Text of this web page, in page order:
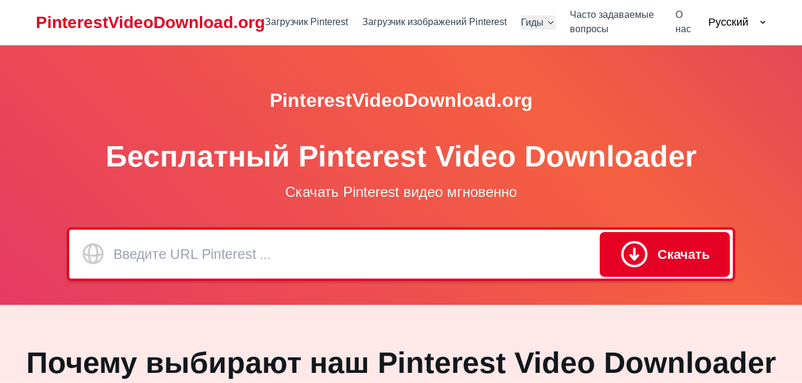
PinterestVideoDownload.orgЗагрузчик Pinterest Загрузчик изображений Pinterest Гиды
Часто задаваемые
вопросы
О
нас
Русский
PinterestVideoDownload.org
Бесплатный Pinterest Video Downloader
Скачать Pinterest видео мгновенно
Скачать
Почему выбирают наш Pinterest Video Downloader